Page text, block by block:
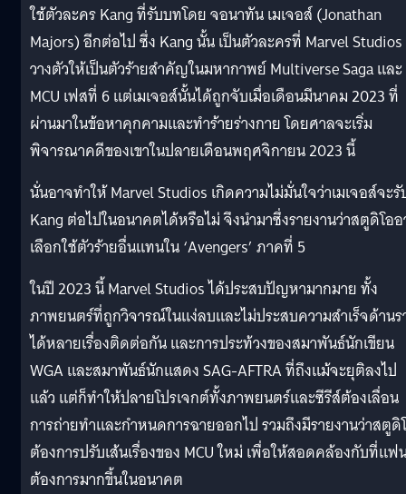
ใช้ตัวละคร Kang ที่รับบทโดย จอนาทัน เมเจอส์ (Jonathan
Majors) อีกต่อไป ซึ่ง Kang นั้น เป็นตัวละครที่ Marvel Studios
วางตัวให้เป็นตัวร้ายสำคัญในมหากาพย์ Multiverse Saga และ
MCU เฟสที่ 6 แต่เมเจอส์นั้นได้ถูกจับเมื่อเดือนมีนาคม 2023 ที่
ผ่านมาในข้อหาคุกคามและทำร้ายร่างกาย โดยศาลจะเริ่ม
พิจารณาคดีของเขาในปลายเดือนพฤศจิกายน 2023 นี้
นั่นอาจทำให้ Marvel Studios เกิดความไม่มั่นใจว่าเมเจอส์จะ
Kang ต่อไปในอนาคตได้หรือไม่ จึงนำมาซึ่งรายงานว่าสตูดิโอ
เลือกใช้ตัวร้ายอื่นแทนใน ‘Avengers’ ภาคที่ 5
ในปี 2023 นี้ Marvel Studios ได้ประสบปัญหามากมาย ทั้ง
ภาพยนตร์ที่ถูกวิจารณ์ในแง่ลบและไม่ประสบความสำเร็จด้าน
ได้หลายเรื่องติดต่อกัน และการประท้วงของสมาพันธ์นักเขียน
WGA และสมาพันธ์นักแสดง SAG-AFTRA ที่ถึงแม้จะยุติลงไป
แล้ว แต่ก็ทำให้ปลายโปรเจกต์ทั้งภาพยนตร์และซีรีส์ต้องเลื่อน
การถ่ายทำและกำหนดการฉายออกไป รวมถึงมีรายงานว่าสตูดิ
ต้องการปรับเส้นเรื่องของ MCU ใหม่ เพื่อให้สอดคล้องกับที่แฟ
ต้องการมากขึ้นในอนาคต